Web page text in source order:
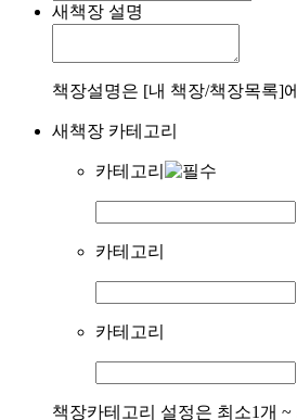
새책장 설명
책장설명은 [내 책장/책장목록]
새책장 카테고리
카테고리
카테고리
카테고리
책장카테고리 설정은 최소1개 ~